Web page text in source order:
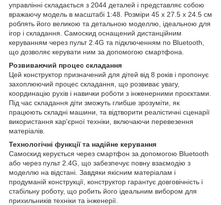
управлінні складається з 2044 деталей і представляє собою
вражаючу модель в масштабі 1:48. Розміри 45 х 27.5 х 24.5 см
роблять його великою та детальною моделлю, ідеальною для
ігор і складання. Самоскид оснащений дистанційним
керуванням через пульт 2.4G та підключенням по Bluetooth,
що дозволяє керувати ним за допомогою смартфона.
Розвиваючий процес складання
Цей конструктор призначений для дітей від 8 років і пропонує
захоплюючий процес складання, що розвиває увагу,
координацію рухів і навички роботи з інженерними проєктами.
Під час складання діти зможуть глибше зрозуміти, як
працюють складні машини, та відтворити реалістичні сценарії
використання кар'єрної техніки, включаючи перевезення
матеріалів.
Технологічні функції та надійне керування
Самоскид керується через смартфон за допомогою Bluetooth
або через пульт 2.4G, що забезпечує повну взаємодію з
моделлю на відстані. Завдяки якісним матеріалам і
продуманій конструкції, конструктор гарантує довговічність і
стабільну роботу, що робить його ідеальним вибором для
прихильників техніки та інженерії.